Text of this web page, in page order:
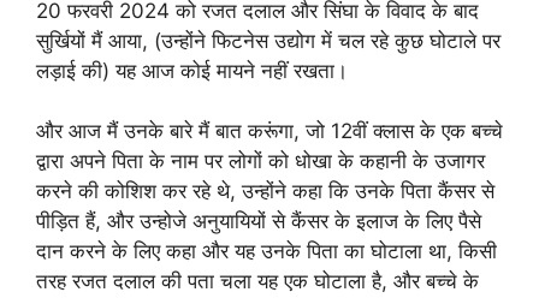
20 फरवरी 2024 को रजत दलाल और सिंघा के विवाद के बाद
सुर्खियों मैं आया, (उन्होंने फिटनेस उद्योग में चल रहे कुछ घोटाले पर
लड़ाई की) यह आज कोई मायने नहीं रखता।
और आज मैं उनके बारे मैं बात करूंगा, जो 12वीं क्लास के एक बच्चे
द्वारा अपने पिता के नाम पर लोगों को धोखा के कहानी के उजागर
करने की कोशिश कर रहे थे, उन्होंने कहा कि उनके पिता कैंसर से
पीड़ित हैं, और उन्होजे अनुयायियों से कैंसर के इलाज के लिए पैसे
दान करने के लिए कहा और यह उनके पिता का घोटाला था, किसी
तरह रजत दलाल की पता चला यह एक घोटाला है, और बच्चे के